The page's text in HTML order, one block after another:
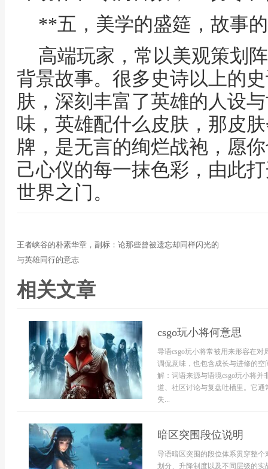
**五，美学的盛筵，故事
高端玩家，常以美观策划
背景故事。很多史诗以上的
肤，深刻丰富了英雄的人设
味，英雄配什么皮肤，那皮
牌，是无言的绚烂战袍，愿
己心仪的每一抹色彩，由此
世界之门。
王者峡谷的朴素华章，副标：论那些曾被遗忘却同样闪光的
与英雄同行的意志
相关文章
csgo玩小将何意思
导语csgo玩小将常被用来形容在
调侃意味，也包含成长与进修的
解：词语来源与语境csgo玩小将
道、社区讨论与复盘吐槽里。它
失...
暗区突围段位说明
导语暗区突围的段位体系贯穿整
划分、升降制度以及不同层级的